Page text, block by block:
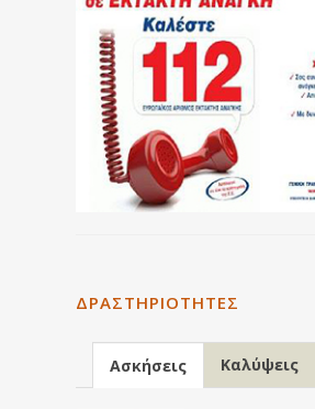
ΔΡΑΣΤΗΡΙΌΤΗΤΕΣ
Ασκήσεις Καλύψεις